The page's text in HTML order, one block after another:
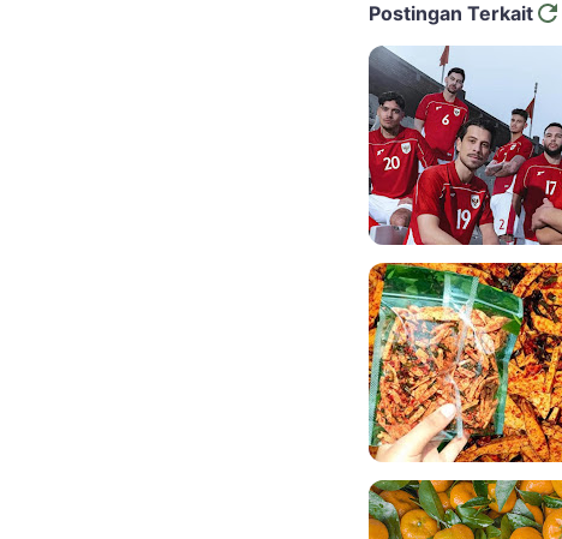
Postingan Terkait